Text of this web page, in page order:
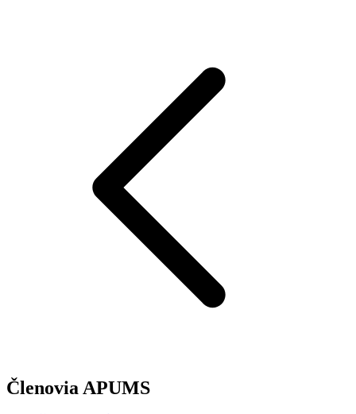
Členovia APUMS